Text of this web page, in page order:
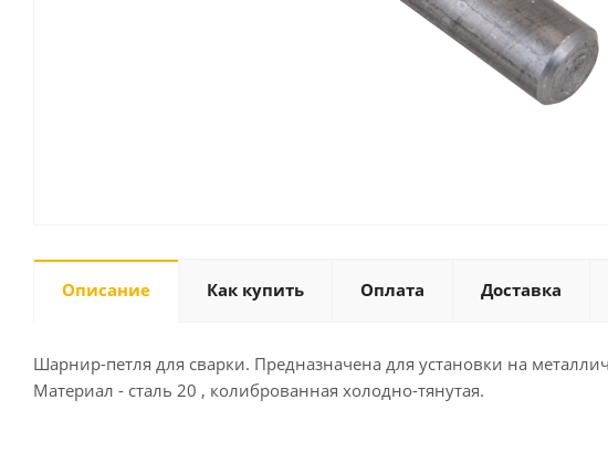
Описание Как купить Оплата Доставка
Шарнир-петля для сварки. Предназначена для установки на
Материал - сталь 20 , колиброванная холодно-тянутая.